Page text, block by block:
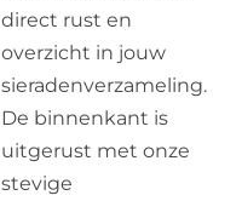
direct rust en
overzicht in jouw
sieradenverzameling.
De binnenkant is
uitgerust met onze
stevige